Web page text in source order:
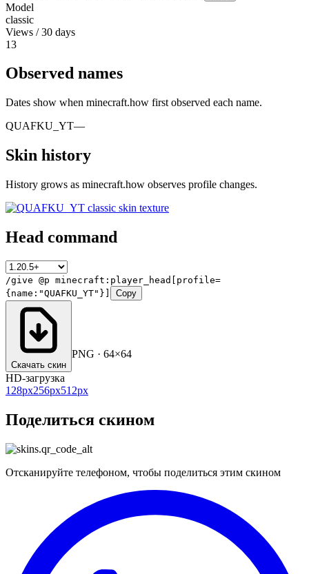
Model
classic
Views / 30 days
13
Observed names
Dates show when minecraft.how first observed each name.
QUAFKU_YT—
Skin history
History grows as minecraft.how observes profile changes.
Head command
/give @p minecraft:player_head[profile=
{name:"QUAFKU_YT"}]
Copy
Скачать скин
PNG · 64×64
HD-загрузка
128px256px512px
Поделиться скином
Отсканируйте телефоном, чтобы поделиться этим скином